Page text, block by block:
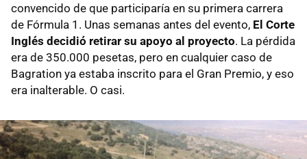
convencido de que participaría en su primera carrera
de Fórmula 1. Unas semanas antes del evento, El Corte
Inglés decidió retirar su apoyo al proyecto. La pérdida
era de 350.000 pesetas, pero en cualquier caso de
Bagration ya estaba inscrito para el Gran Premio, y eso
era inalterable. O casi.